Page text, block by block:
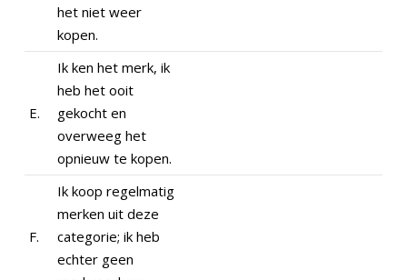
het niet weer
kopen.
E.
Ik ken het merk, ik
heb het ooit
gekocht en
overweeg het
opnieuw te kopen.
F.
Ik koop regelmatig
merken uit deze
categorie; ik heb
echter geen